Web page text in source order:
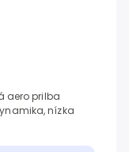
aero prilba
nízka